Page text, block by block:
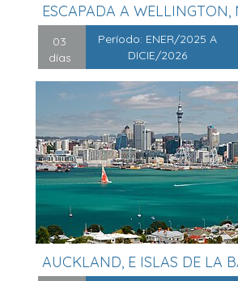
ESCAPADA A WELLINGTON,
ZELANDA&...
03
días
Período: ENER/2025 A
DICIE/2026
AUCKLAND, E ISLAS DE LA